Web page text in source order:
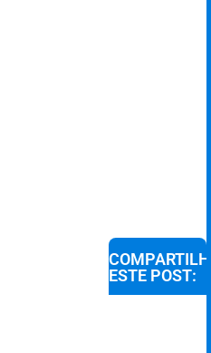
COMPARTILHE
ESTE POST: